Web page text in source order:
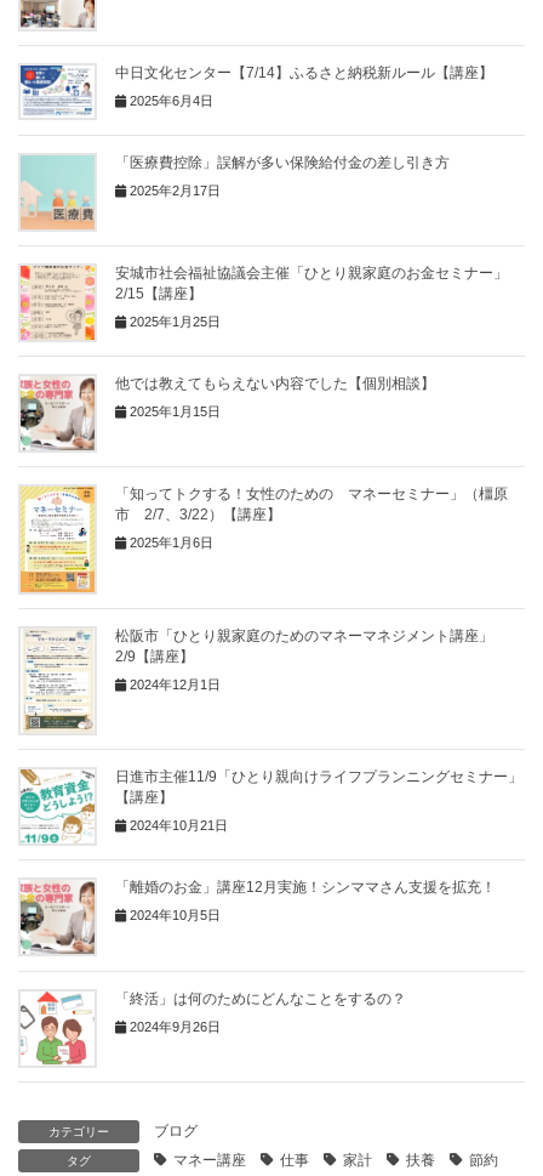
中日文化センター【7/14】ふるさと納税新ルール【講座】
2025年6月4日
「医療費控除」誤解が多い保険給付金の差し引き方
2025年2月17日
安城市社会福祉協議会主催「ひとり親家庭のお金セミナー」
2/15【講座】
2025年1月25日
他では教えてもらえない内容でした【個別相談】
2025年1月15日
「知ってトクする！女性のための マネーセミナー」（橿原
市 2/7、3/22）【講座】
2025年1月6日
松阪市「ひとり親家庭のためのマネーマネジメント講座」
2/9【講座】
2024年12月1日
日進市主催11/9「ひとり親向けライフプランニングセミナー」
【講座】
2024年10月21日
「離婚のお金」講座12月実施！シンママさん支援を拡充！
2024年10月5日
「終活」は何のためにどんなことをするの？
2024年9月26日
カテゴリー ブログ
タグ マネー講座 仕事 家計 扶養 節約